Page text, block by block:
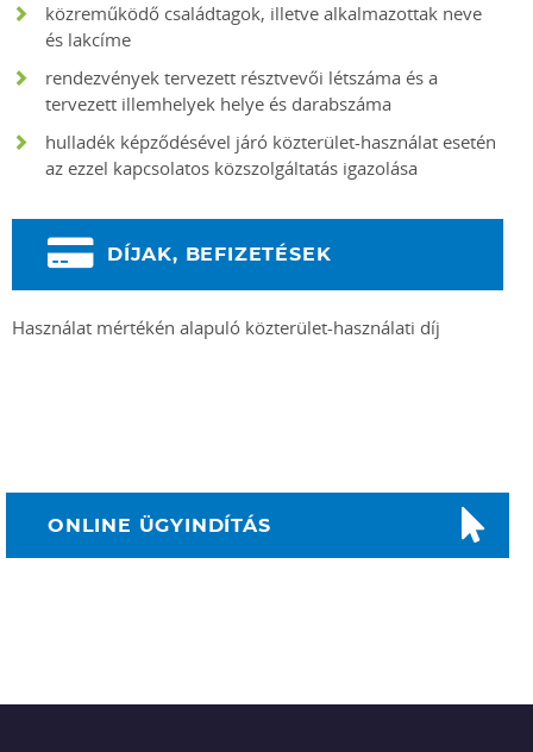
közreműködő családtagok, illetve alkalmazottak neve
és lakcíme
rendezvények tervezett résztvevői létszáma és a
tervezett illemhelyek helye és darabszáma
hulladék képződésével járó közterület-használat esetén
az ezzel kapcsolatos közszolgáltatás igazolása
DÍJAK, BEFIZETÉSEK
Használat mértékén alapuló közterület-használati díj
ONLINE ÜGYINDÍTÁS